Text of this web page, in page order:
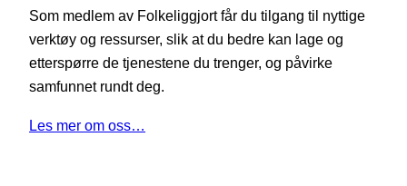
Som medlem av Folkeliggjort får du tilgang til nyttige
verktøy og ressurser, slik at du bedre kan lage og
etterspørre de tjenestene du trenger, og påvirke
samfunnet rundt deg.
Les mer om oss…